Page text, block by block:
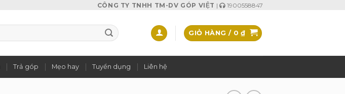
CÔNG TY TNHH TM-DV GÓP VIỆT | 1900558847
GIỎ HÀNG / 0₫
Trả góp Mẹo hay Tuyển dụng Liên hệ